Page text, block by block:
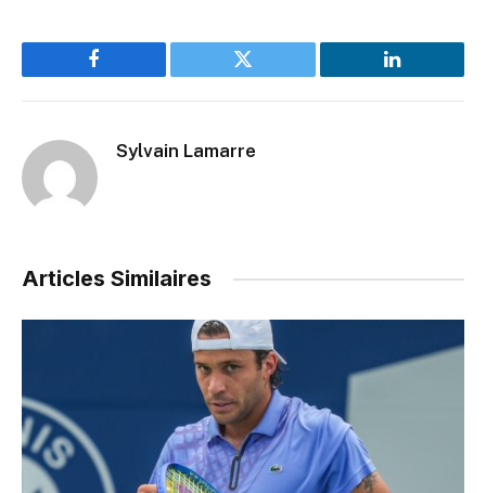
Facebook Twitter LinkedIn
Sylvain Lamarre
Articles Similaires